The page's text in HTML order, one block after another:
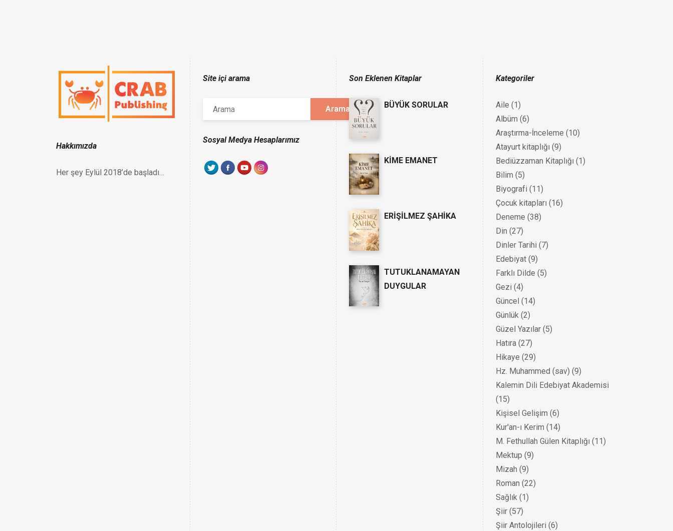
Hakkımızda
Her şey Eylül 2018’de başladı…
Site içi arama
Sosyal Medya Hesaplarımız
Son Eklenen Kitaplar
BÜYÜK SORULAR
KİME EMANET
ERİŞİLMEZ ŞAHİKA
TUTUKLANAMAYAN
DUYGULAR
Kategoriler
Aile (1)
Albüm (6)
Araştırma-İnceleme (10)
Atayurt kitaplığı (9)
Bediüzzaman Kitaplığı (1)
Bilim (5)
Biyografi (11)
Çocuk kitapları (16)
Deneme (38)
Din (27)
Dinler Tarihi (7)
Edebiyat (9)
Farklı Dilde (5)
Gezi (4)
Güncel (14)
Günlük (2)
Güzel Yazılar (5)
Hatıra (27)
Hikaye (29)
Hz. Muhammed (sav) (9)
Kalemin Dili Edebiyat Akademisi
(15)
Kişisel Gelişim (6)
Kur'an-ı Kerim (14)
M. Fethullah Gülen Kitaplığı (11)
Mektup (9)
Mizah (9)
Roman (22)
Sağlık (1)
Şiir (57)
Şiir Antolojileri (6)